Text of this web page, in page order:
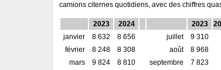
camions citernes quotidiens, avec des chiffres
2023 2024 2023
janvier
8 632 8 656 juillet
9 310
février
8 248 8 308 août
8 968
mars
9 824 8 810 septembre
7 823